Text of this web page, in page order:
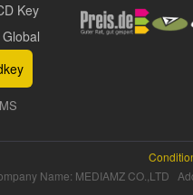
Key
Name: MEDIAMZ CO.,LTD